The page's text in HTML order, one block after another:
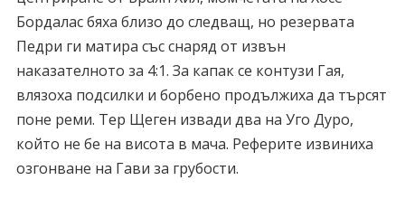
Бордалас бяха близо до следващ, но резервата
Педри ги матира със снаряд от извън
наказателното за 4:1. За капак се контузи Гая,
влязоха подсилки и борбено продължиха да търсят
поне реми. Тер Щеген извади два на Уго Дуро,
който не бе на висота в мача. Реферите извиниха
озгонване на Гави за грубости.